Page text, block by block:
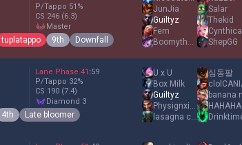
P/Tappo 51 %
CS 246 (6.3)
master
tuplatappo 9th Downfall
JunJia
Guiltyz
Fern
Boomythemc
Salar
Thekid
Cynthical
ShepGG
Lane Phase 41 :59
P/Tappo 32%
CS 190 (7.4)
diamond 3
4th Late bloomer
U x U
Box Milk
Guiltyz
Physignxium
lasagna cat
심동팔